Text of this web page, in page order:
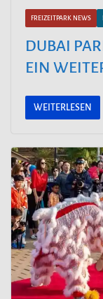
FREIZEITPARK NEWS
DUBAI
EIN
WEITERLESEN